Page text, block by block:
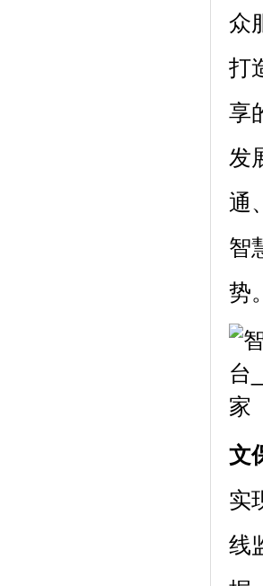
众
打
享
发
通
智
势。
文
实
线